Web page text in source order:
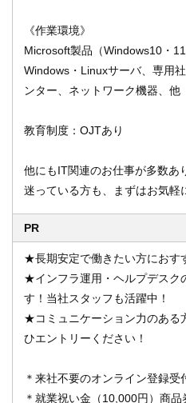
《作業環境》
Microsoft製品（Windows10・
Windows・Linuxサーバ、専用
ンター、ネットワーク機器、他
教育制度：OJTあり
他にもIT関連のお仕事が多数あ
迷っている方も、まずはお気軽
PR
★長期安定で働きたい方におす
★インフラ運用・ヘルプデスク
す！当社スタッフも活躍中！
★コミュニケーション力のある
ひエントリーください！
＊来社不要のオンライン登録受
＊就業祝い金（10,000円）商品